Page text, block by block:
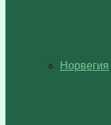
Норвегия